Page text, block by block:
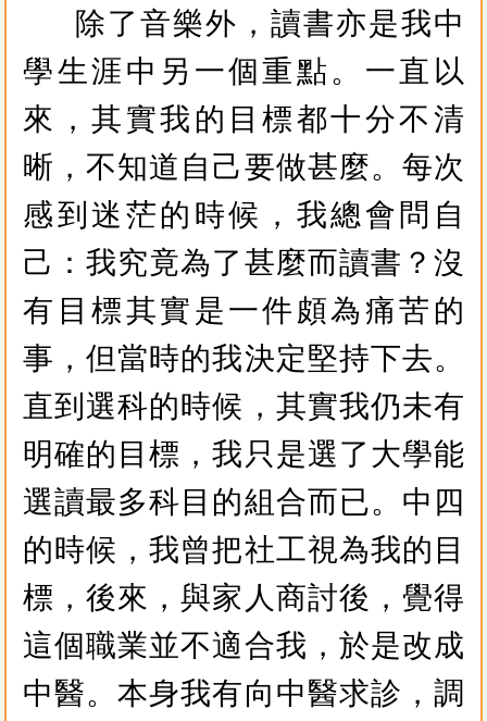
除了音樂外，讀書亦是我中
學生涯中另一個重點。一直以
來，其實我的目標都十分不清
晰，不知道自己要做甚麼。每次
感到迷茫的時候，我總會問自
己：我究竟為了甚麼而讀書？沒
有目標其實是一件頗為痛苦的
事，但當時的我決定堅持下去。
直到選科的時候，其實我仍未有
明確的目標，我只是選了大學能
選讀最多科目的組合而已。中四
的時候，我曾把社工視為我的目
標，後來，與家人商討後，覺得
這個職業並不適合我，於是改成
中醫。本身我有向中醫求診，調